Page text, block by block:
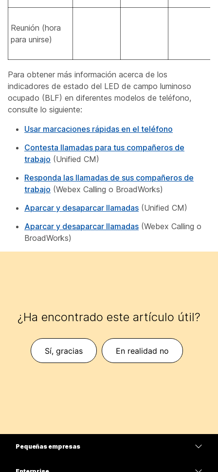
Reunión (hora
para unirse)
Para obtener más información acerca de los
indicadores de estado del LED de campo luminoso
ocupado (BLF) en diferentes modelos de teléfono,
consulte lo siguiente:
Usar marcaciones rápidas en el teléfono
Contesta llamadas para tus compañeros de
trabajo (Unified CM)
Responda las llamadas de sus compañeros de
trabajo (Webex Calling o BroadWorks)
Aparcar y desaparcar llamadas (Unified CM)
Aparcar y desaparcar llamadas (Webex Calling o
BroadWorks)
¿Ha encontrado este artículo útil?
Sí, gracias En realidad no
Pequeñas empresas